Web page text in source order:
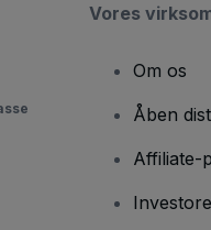
Vores
Om os
Åben
Affiliate-